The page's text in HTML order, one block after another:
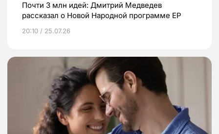
Почти 3 млн идей: Дмитрий Медведев
рассказал о Новой Народной программе ЕР
20:10 / 25.07.26